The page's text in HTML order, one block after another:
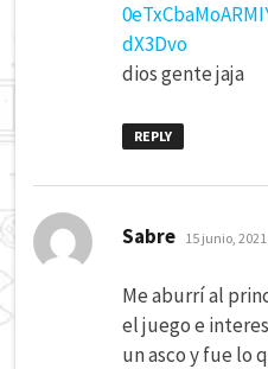
dX3Dvo
dios gente jaja
REPLY
Sabre dice:
15 junio,
Me aburrí al
el juego e
un asco y fue lo